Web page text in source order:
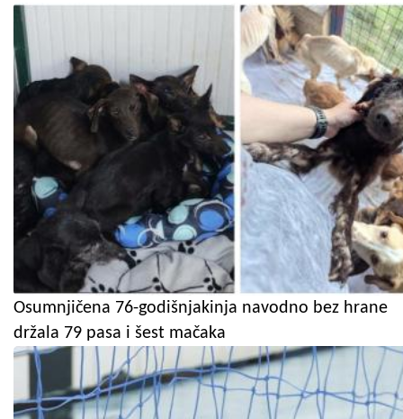
Osumnjičena 76-godišnjakinja navodno bez hrane
držala 79 pasa i šest mačaka